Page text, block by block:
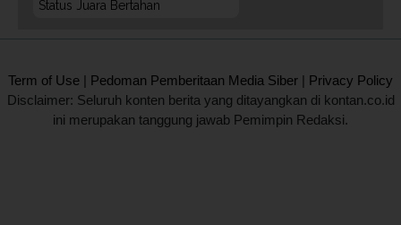
Status Juara Bertahan
Term of Use | Pedoman Pemberitaan Media Siber | Privacy Policy
Disclaimer: Seluruh konten berita yang ditayangkan di kontan.co.id
ini merupakan tanggung jawab Pemimpin Redaksi.